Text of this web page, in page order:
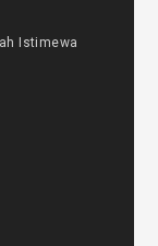
Istimewa